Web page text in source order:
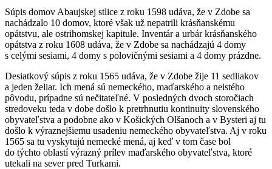
Súpis domov Abaujskej stlice z roku 1598 udáva, že v Zdobe sa
nachádzalo 10 domov, ktoré však už nepatrili krásňanskému
opátstvu, ale ostrihomskej kapitule. Inventár a urbár krásňanského
opátstva z roku 1608 udáva, že v Zdobe sa nachádzajú 4 domy
s celými sesiami, 4 domy s polovičnými sesiami a 4 domy prázdne.
Desiatkový súpis z roku 1565 udáva, že v Zdobe žije 11 sedliakov
a jeden želiar. Ich mená sú nemeckého, maďarského a neistého
pôvodu, prípadne sú nečitateľné. V posledných dvoch storočiach
stredoveku teda v dobe došlo k pretrhnutiu kontinuity slovenského
obyvateľstva a podobne ako v Košických Olšanoch a v Bysteri aj tu
došlo k výraznejšiemu usadeniu nemeckého obyvateľstva. Aj v roku
1565 sa tu vyskytujú nemecké mená, aj keď v tom čase bol
do týchto oblastí výrazný prílev maďarského obyvateľstva, ktoré
utekali na sever pred Turkami.